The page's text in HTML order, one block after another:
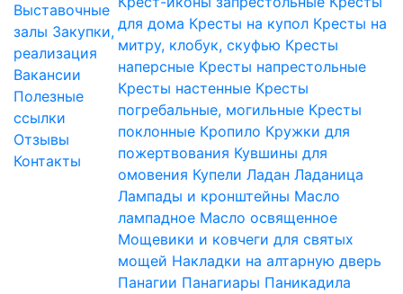
Выставочные
залы Закупки,
реализация
Вакансии
Полезные
ссылки
Отзывы
Контакты
для дома Кресты на купол Кресты на
митру, клобук, скуфью Кресты
наперсные Кресты напрестольные
Кресты настенные Кресты
погребальные, могильные Кресты
поклонные Кропило Кружки для
пожертвования Кувшины для
омовения Купели Ладан Ладаница
Лампады и кронштейны Масло
лампадное Масло освященное
Мощевики и ковчеги для святых
мощей Накладки на алтарную дверь
Панагии Панагиары Паникадила